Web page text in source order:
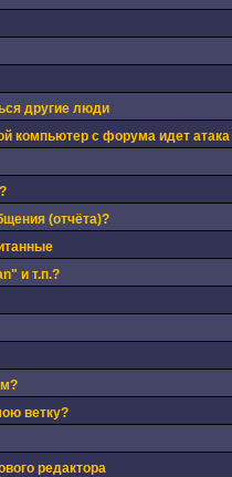
другие люди
компьютер с форума идет атака
(отчёта)?
и т.п.?
ветку?
редактора